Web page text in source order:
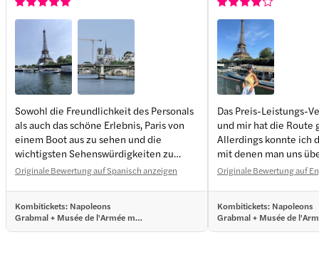
Sowohl die Freundlichkeit des Personals
als auch das schöne Erlebnis, Paris von
einem Boot aus zu sehen und die
wichtigsten Sehenswürdigkeiten zu
betrachten und zu fotografieren.
Originale Bewertung auf Spanisch anzeigen
Kombitickets: Napoleons
Grabmal + Musée de l'Armée mit
Das Preis-Leistungs-
und mir hat die Route
Allerdings konnte ich
mit denen man uns
Sehenswürdigkeiten
minderjährige
machten und
etwas unangenehm
Originale Bewertung auf
Kombitickets: Napoleons
Grabmal + Musée de